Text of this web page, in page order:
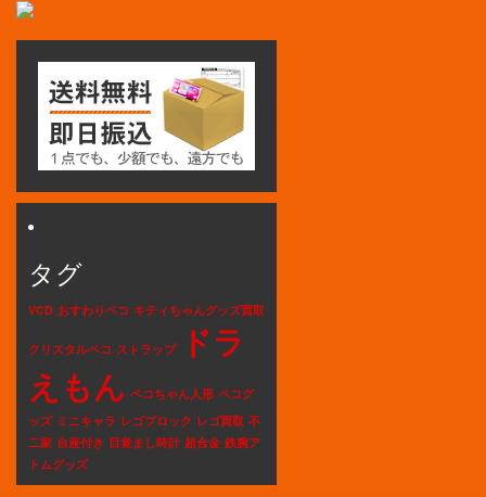
タグ
VCD おすわりペコ キティちゃんグッズ買取
クリスタルペコ ストラップ
ドラ
えもん ペコちゃん人形 ペコグ
ッズ ミニキャラ レゴブロック レゴ買取 不
二家 台座付き 目覚まし時計 超合金 鉄腕ア
トムグッズ